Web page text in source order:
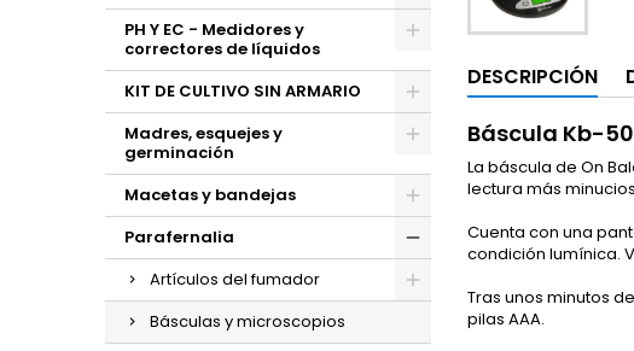
PH Y EC - Medidores y
correctores de líquidos
KIT DE CULTIVO SIN ARMARIO
Madres, esquejes y
germinación
Macetas y bandejas
Parafernalia
Artículos del fumador
Básculas y microscopios
DESCRIPCIÓN
Báscula Kb-
La báscula de On
lectura más
Cuenta con una
condición lumínica.
Tras unos minutos
pilas AAA.